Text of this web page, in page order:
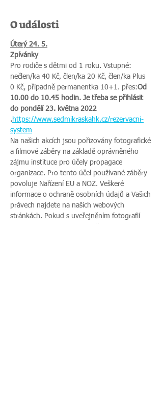
O události
Úterý 24. 5.
Zpívánky
Pro rodiče s dětmi od 1 roku. Vstupné:
nečlen/ka 40 Kč, člen/ka 20 Kč, člen/ka Plus
0 Kč, případně permanentka 10+1. přes:Od
10.00 do 10.45 hodin. Je třeba se přihlásit
do pondělí 23. května 2022
.https://www.sedmikraskahk.cz/rezervacni-
system
Na našich akcích jsou pořizovány fotografické
a filmové záběry na základě oprávněného
zájmu instituce pro účely propagace
organizace. Pro tento účel používané záběry
povoluje Nařízení EU a NOZ. Veškeré
informace o ochraně osobních údajů a Vašich
právech najdete na našich webových
stránkách. Pokud s uveřejněním fotografií